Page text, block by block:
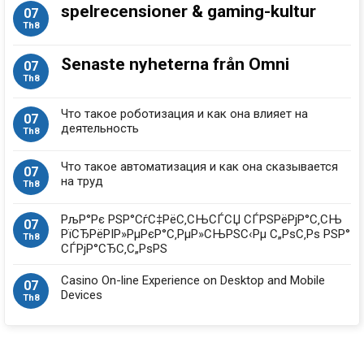
07
Th8
spelrecensioner & gaming-kultur
07
Th8
Senaste nyheterna från Omni
07
Th8
Что такое роботизация и как она влияет на
деятельность
07
Th8
Что такое автоматизация и как она сказывается
на труд
07
Th8
РљР°Рє РЅР°СѓС‡РёС‚СЊСЃСЏ СЃРЅРёРјР°С‚СЊ
РїСЂРёРІР»РµРєР°С‚РµР»СЊРЅС‹Рµ С„РѕС‚Рѕ РЅР°
СЃРјР°СЂС‚С„РѕРЅ
07
Th8
Casino On-line Experience on Desktop and Mobile
Devices